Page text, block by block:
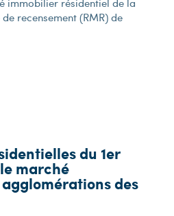
immobilier résidentiel de la
recensement (RMR) de
du 1er
marché
des